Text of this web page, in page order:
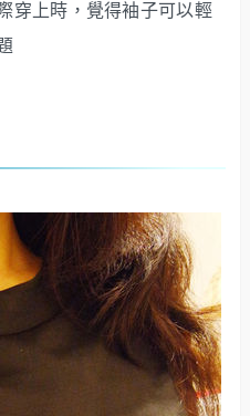
穿上時，覺得袖子可以輕